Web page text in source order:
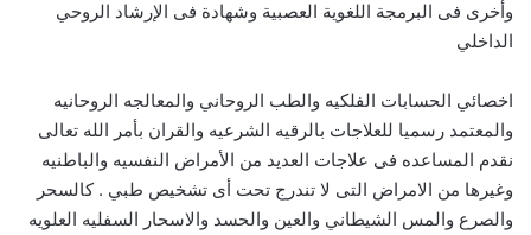
وأخرى فى البرمجة اللغوية العصبية وشهادة فى الإرشاد الروحي
الداخلي
اخصائي الحسابات الفلكيه والطب الروحاني والمعالجه الروحانيه
والمعتمد رسميا للعلاجات بالرقيه الشرعيه والقران بأمر الله تعالى
نقدم المساعده فى علاجات العديد من الأمراض النفسيه والباطنيه
وغيرها من الامراض التى لا تندرج تحت أى تشخيص طبي . كالسحر
والصرع والمس الشيطاني والعين والحسد والاسحار السفليه العلويه